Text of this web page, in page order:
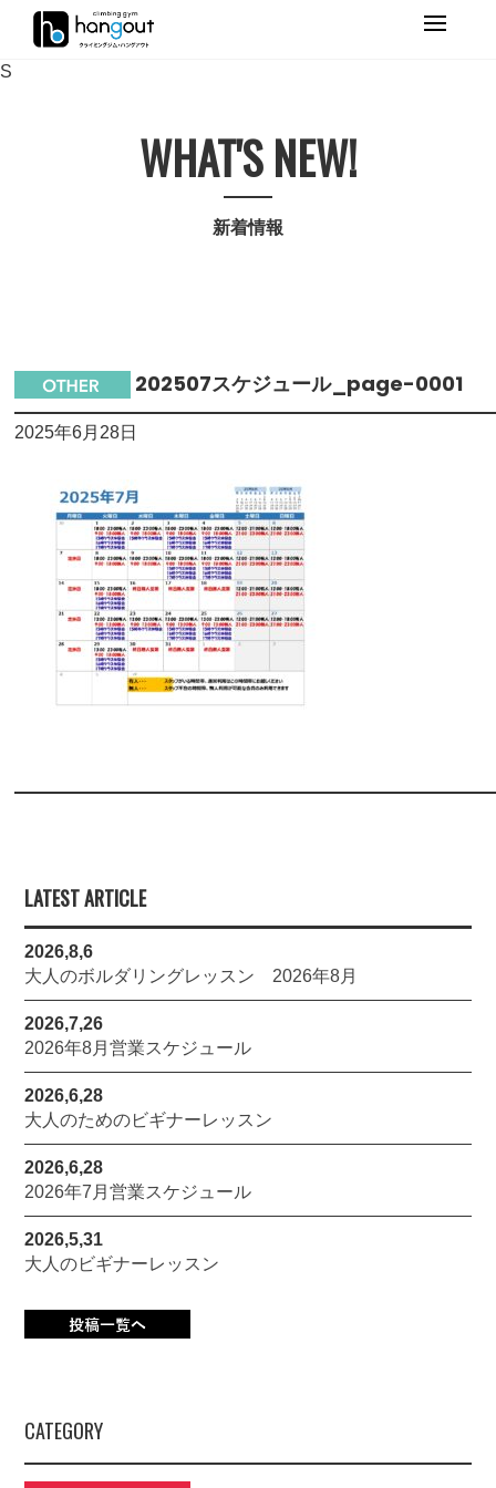
Primary
S
WHAT'S NEW!
新着情報
202507スケジュール_page-0001
2025年6月28日
LATEST ARTICLE
2026,8,6
大人のボルダリングレッスン 2026年8月
2026,7,26
2026年8月営業スケジュール
2026,6,28
大人のためのビギナーレッスン
2026,6,28
2026年7月営業スケジュール
2026,5,31
大人のビギナーレッスン
CATEGORY